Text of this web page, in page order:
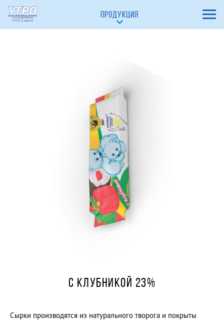
ПРОДУКЦИЯ
Десерт "Клубничный пломбир" 10%
Десерт Сливочный 10%
С чёрной смородиной 23%
С варёной сгущёнкой 23%
Ванильно-шоколадный 23%
Сыр плавленый Утренний 19,3%
МОЛОКО ПИТЬЕВОЕ ПАСТЕРИЗОВАННОЕ
«СЕМЕЙНОЕ» 2,5 %
КЕФИР ОТБОРНЫЙ 3,4 % - 4,2 %
С КЛУБНИКОЙ 23%
Сырки производятся из натурального творога и покрыты